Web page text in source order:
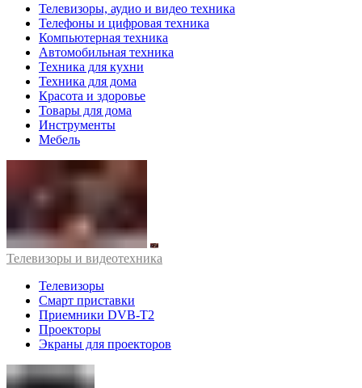
Телевизоры, аудио и видео техника
Телефоны и цифровая техника
Компьютерная техника
Автомобильная техника
Техника для кухни
Техника для дома
Красота и здоровье
Товары для дома
Инструменты
Мебель
Телевизоры и видеотехника
Телевизоры
Смарт приставки
Приемники DVB-T2
Проекторы
Экраны для проекторов